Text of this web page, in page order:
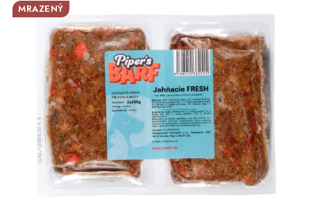
BARF PRE MAČKY
MRAZOM SUŠENÉ PAMLSKY
SUŠENÉ KOMPLETNÉ MENU
VÝPREDAJ
ZNAČKY
Vernostný program a zľavy
Obchodné podmienky
MRAZENÝ